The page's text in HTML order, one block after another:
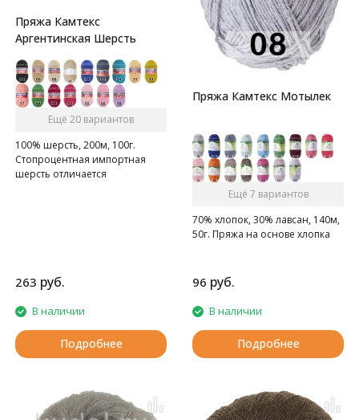
Пряжа Камтекс
Аргентинская Шерсть
Ещё 20 вариантов
100% шерсть, 200м, 100г.
Стопроцентная импортная
шерсть отличается
263 руб.
В наличии
Подробнее
Пряжа Камтекс Мотылек
Ещё 7 вариантов
70% хлопок, 30% лавсан, 140м,
50г. Пряжа на основе хлопка
96 руб.
В наличии
Подробнее